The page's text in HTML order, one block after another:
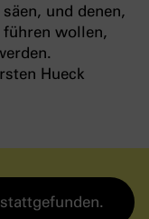
und denen,
führen wollen,
Hueck